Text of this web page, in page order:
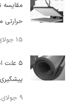
15 جولای, 2026
۵
9 جولای, 2026